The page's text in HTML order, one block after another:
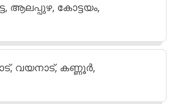
ആലപ്പുഴ, കോട്ടയം,
വയനാട്, കണ്ണൂർ,